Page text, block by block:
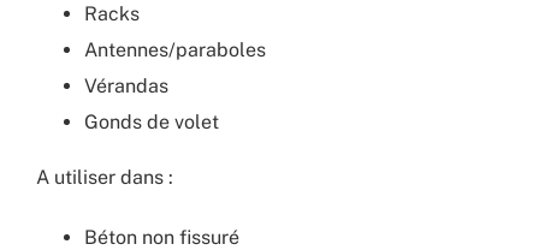
Racks
Antennes/paraboles
Vérandas
Gonds de volet
A utiliser dans :
Béton non fissuré